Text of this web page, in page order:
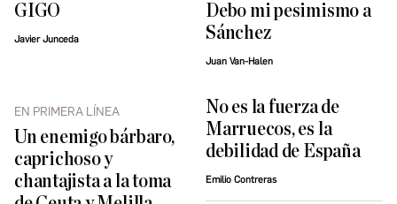
GIGO
Javier Junceda
Debo mi pesimismo a
Sánchez
Juan Van-Halen
EN PRIMERA LÍNEA
Un enemigo bárbaro,
caprichoso y
chantajista a la toma
No es la fuerza de
Marruecos, es la
debilidad de España
Emilio Contreras